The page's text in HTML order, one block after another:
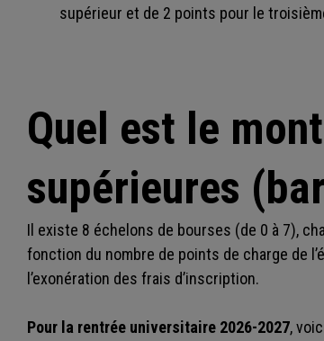
supérieur et de 2 points pour le
Quel est le
supérieures
Il existe 8 échelons de bourses (de 0 à 7),
fonction du nombre de points de charge de
l’exonération des frais d’inscription.
Pour la rentrée universitaire 2026-2027,